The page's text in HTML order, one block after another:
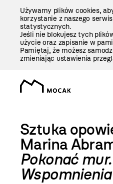
Używamy plików cookies,
korzystanie z naszego
statystycznych.
Jeśli nie blokujesz tych
użycie oraz zapisanie w
Pamiętaj, że możesz
zmieniając ustawienia
Sztuka
Marina
Pokonać mur.
Wspomnienia